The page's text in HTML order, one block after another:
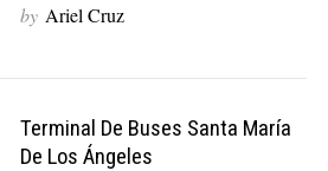
by Ariel Cruz
Terminal De Buses Santa María
De Los Ángeles